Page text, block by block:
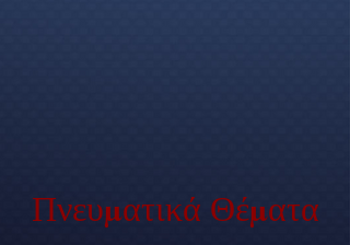
Πνευματικά Θέματα